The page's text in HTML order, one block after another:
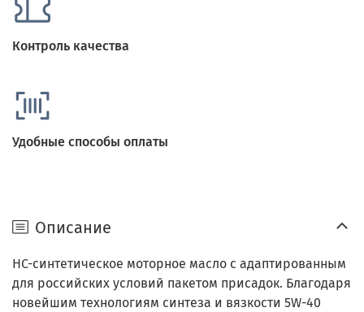
Контроль качества
Удобные способы оплаты
Описание
HC-синтетическое моторное масло с адаптированным
для российских условий пакетом присадок. Благодаря
новейшим технологиям синтеза и вязкости 5W-40